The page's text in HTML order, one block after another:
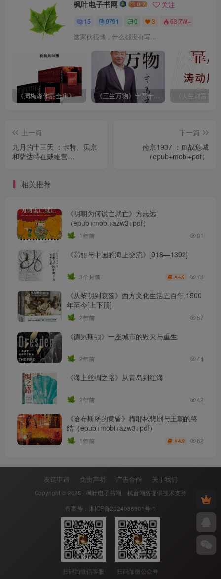
枫叶电子书网 关注
15 9791 0 3 63.7W+
这家伙很懒，什么都没有写...
《周梅森作品全集》[共30册] 《三生万物》宁高宁（epub+mobi+azw3+pdf）
上一篇
九月的十三天 ：卡特、贝京
和萨达特在戴维营
下一篇
南京1937 ：血战危城
（epub+mobi+pdf）
相关推荐
《明朝为何说亡就亡》方志远
（epub+mobi+azw3+pdf）
1年前 91
《高丽与中国的海上交流》[918—1392]
3个月前 ￥4.9 73
《从黎明到衰落》西方文化生活五百年,1500
年至今[上下册]
2年前 57
《德累斯顿》一座城市的毁灭与重生
2年前 44
《海上丝绸之路》从青岛到红海
2年前 42
《哈布斯堡的黄昏》梅耶林悲剧与王朝的终
结（epub+mobi+azw3+pdf）
1年前 ￥4.9 62
友链申请 免责声明 广告合作 关于我们
Copyright © 2025 · 枫叶电子书网 · 枫音网络提供技术支持
备案号： 湘ICP备2024086901号-1
扫码加微信客服 扫码加微公众号